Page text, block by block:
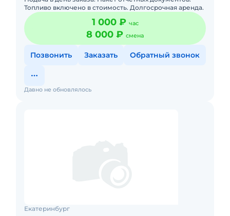
Топливо включено в стоимость. Долгосрочная аренда.
1 000 ₽ час
8 000 ₽ смена
Позвонить Заказать Обратный звонок
Давно не обновлялось
Екатеринбург